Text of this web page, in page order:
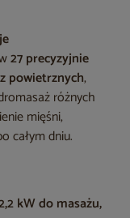
27 precyzyjnie
powietrznych,
różnych
mięśni,
całym dniu.
kW do masażu,